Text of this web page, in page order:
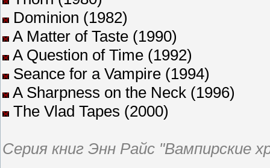
Dominion (1982)
A Matter of Taste (1990)
A Question of Time (1992)
Seance for a Vampire (1994)
A Sharpness on the Neck (1996)
The Vlad Tapes (2000)
Серия книг Энн Райс "Вампирские